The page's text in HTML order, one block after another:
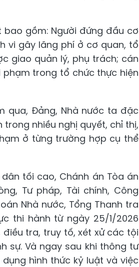
gồm: Người đứng đầu cơ
vi gây lãng phí ở cơ quan, tổ
giao quản lý, phụ trách; cán
phạm trong tổ chức thực hiện
qua, Đảng, Nhà nước ta đặc
nhiều nghị quyết, chỉ thị,
ở từng trường hợp cụ thể
tối cao, Chánh án Tòa án
Tư pháp, Tài chính, Công
Nhà nước, Tổng Thanh tra
thi hành từ ngày 25/1/2026
tra, truy tố, xét xử các tội
sự. Và ngay sau khi thông tư
hình thức kỷ luật và việc